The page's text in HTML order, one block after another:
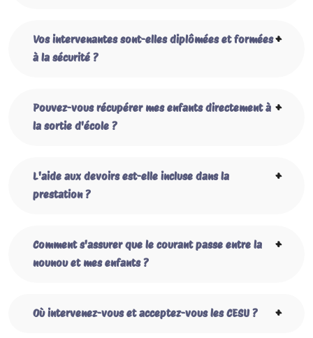
Vos intervenantes sont-elles diplômées et formées
à la sécurité ?
Pouvez-vous récupérer mes enfants directement à
la sortie d'école ?
L'aide aux devoirs est-elle incluse dans la
prestation ?
Comment s'assurer que le courant passe entre la
nounou et mes enfants ?
Où intervenez-vous et acceptez-vous les CESU ?